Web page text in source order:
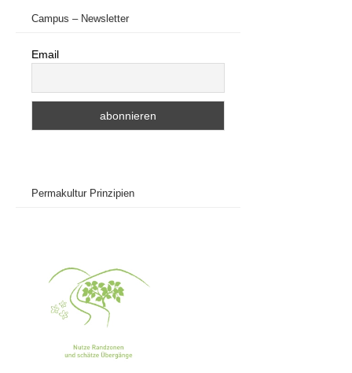
Campus – Newsletter
Email
Permakultur Prinzipien